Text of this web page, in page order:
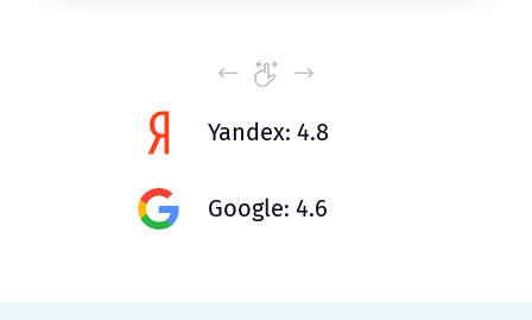
Yandex: 4.8
Google: 4.6